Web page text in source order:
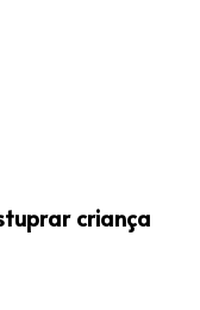
criança